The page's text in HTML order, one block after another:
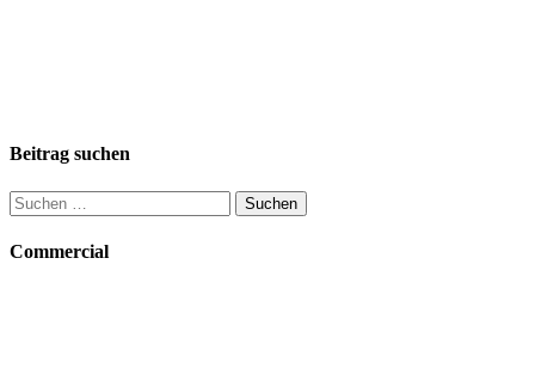
Beitrag suchen
Suchen
nach:
Commercial